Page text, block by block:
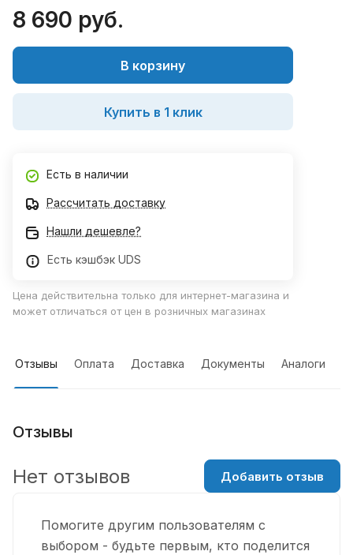
8 690 руб.
В корзину
Купить в 1 клик
Есть в наличии
Рассчитать доставку
Нашли дешевле?
Есть кэшбэк UDS
Цена действительна только для интернет-магазина и
может отличаться от цен в розничных магазинах
Отзывы Оплата Доставка Документы Аналоги
Отзывы
Помогите другим пользователям с
выбором - будьте первым, кто поделится
Нет отзывов Добавить отзыв